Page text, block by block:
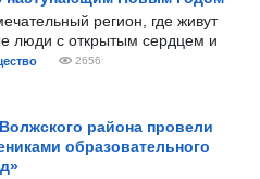
регион, где живут
люди с открытым сердцем и
2656
района провели
образовательного